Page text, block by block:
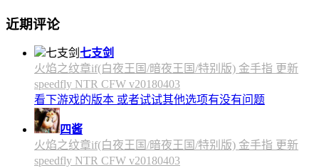
近期评论
七支剑
火焰之纹章if(白夜王国/暗夜王国/特别版) 金手指 更新
speedfly NTR CFW v20180403
看下游戏的版本 或者试试其他选项有没有问题
四酱
火焰之纹章if(白夜王国/暗夜王国/特别版) 金手指 更新
speedfly NTR CFW v20180403